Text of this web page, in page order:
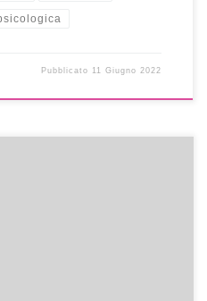
Pubblicato 11 Giugno 2022